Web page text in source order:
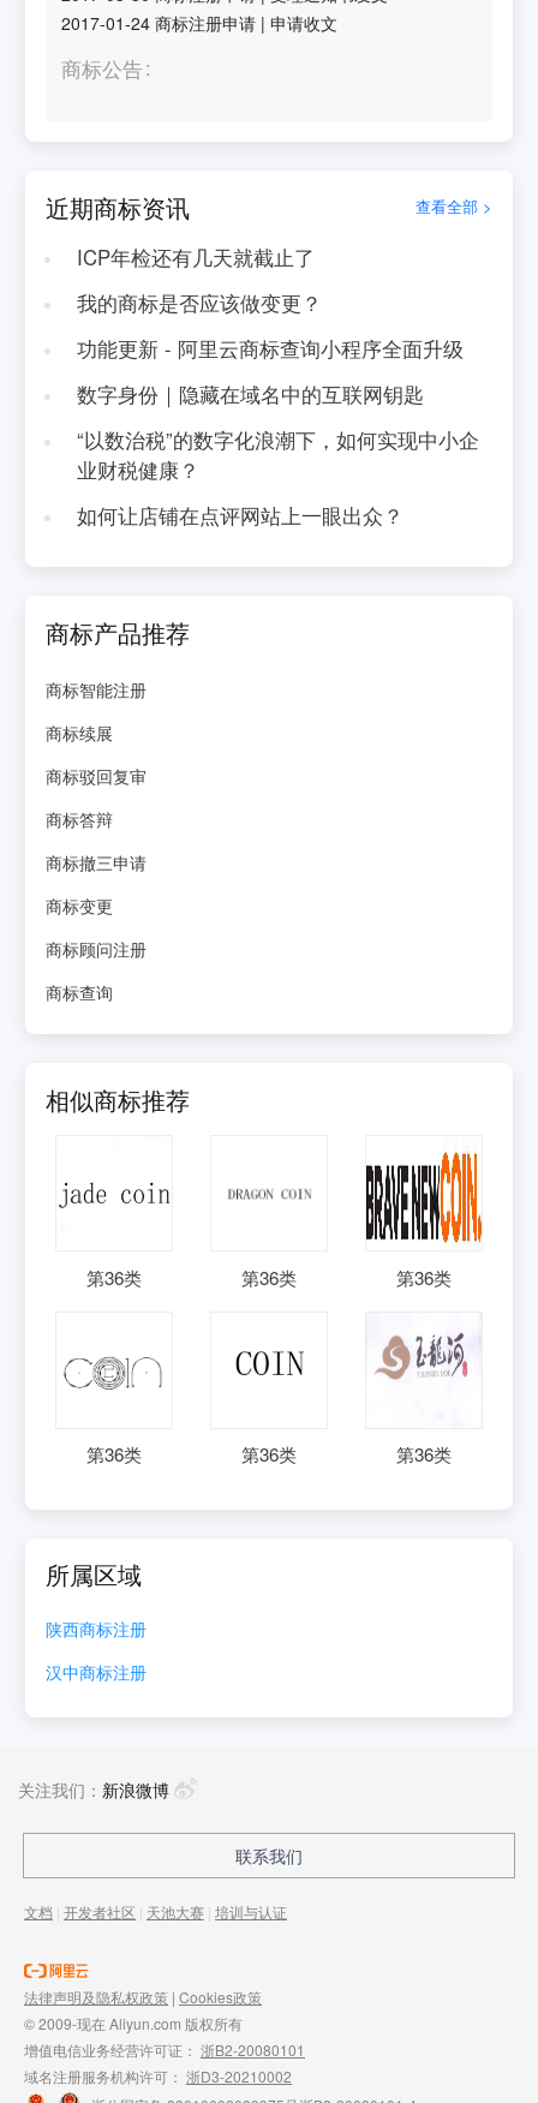
2017-01-24 商标注册申请 |申请收文
商标公告
近期商标资讯 查看全部 >
ICP年检还有几天就截止了
我的商标是否应该做变更？
功能更新 - 阿里云商标查询小程序全面升级
数字身份｜隐藏在域名中的互联网钥匙
“以数治税”的数字化浪潮下，如何实现中小企
业财税健康？
如何让店铺在点评网站上一眼出众？
商标产品推荐
商标智能注册
商标续展
商标驳回复审
商标答辩
商标撤三申请
商标变更
商标顾问注册
商标查询
相似商标推荐
第36类 第36类 第36类
第36类 第36类 第36类
所属区域
陕西商标注册
汉中商标注册